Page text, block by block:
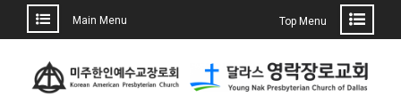
Main Menu Top Menu